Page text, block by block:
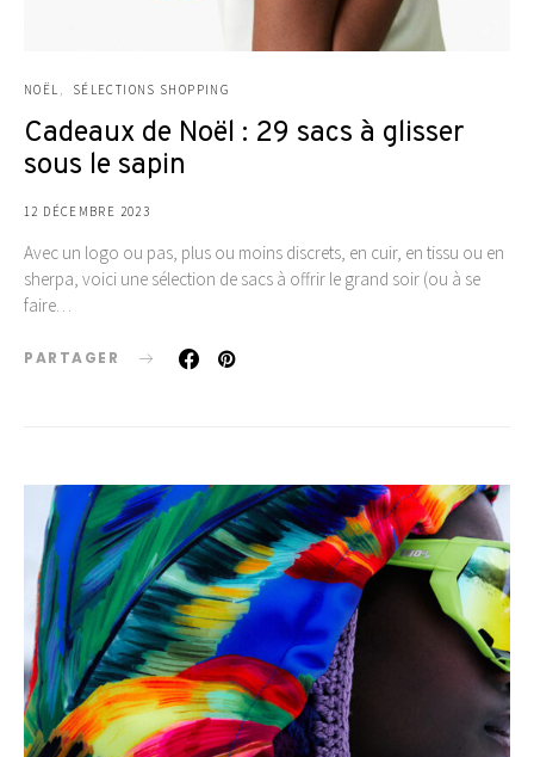
NOËL SÉLECTIONS SHOPPING
Cadeaux de Noël : 29 sacs à glisser
sous le sapin
12 DÉCEMBRE 2023
Avec un logo ou pas, plus ou moins discrets, en cuir, en tissu ou en
sherpa, voici une sélection de sacs à offrir le grand soir (ou à se
faire…
PARTAGER